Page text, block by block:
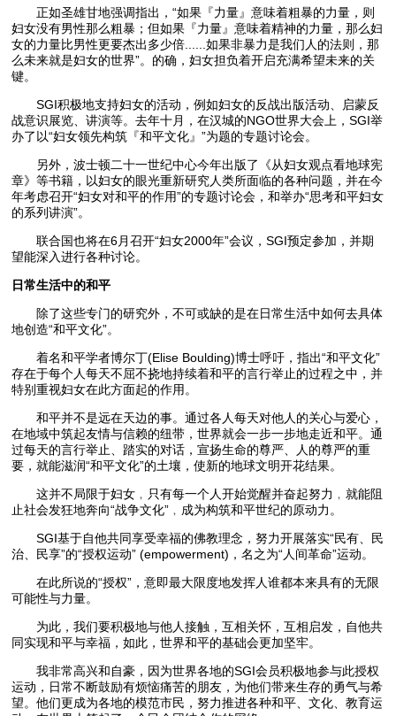
正如圣雄甘地强调指出，“如果『力量』意味着粗暴的力量，则
妇女没有男性那么粗暴；但如果『力量』意味着精神的力量，那么妇
女的力量比男性更要杰出多少倍......如果非暴力是我们人的法则，那
么未来就是妇女的世界”。的确，妇女担负着开启充满希望未来的关
键。
SGI积极地支持妇女的活动，例如妇女的反战出版活动、启蒙反
战意识展览、讲演等。去年十月，在汉城的NGO世界大会上，SGI举
办了以“妇女领先构筑『和平文化』”为题的专题讨论会。
另外，波士顿二十一世纪中心今年出版了《从妇女观点看地球宪
章》等书籍，以妇女的眼光重新研究人类所面临的各种问题，并在今
年考虑召开“妇女对和平的作用”的专题讨论会，和举办“思考和平妇女
的系列讲演”。
联合国也将在6月召开“妇女2000年”会议，SGI预定参加，并期
望能深入进行各种讨论。
日常生活中的和平
除了这些专门的研究外，不可或缺的是在日常生活中如何去具体
地创造“和平文化”。
着名和平学者博尔丁(Elise Boulding)博士呼吁，指出“和平文化”
存在于每个人每天不屈不挠地持续着和平的言行举止的过程之中，并
特别重视妇女在此方面起的作用。
和平并不是远在天边的事。通过各人每天对他人的关心与爱心，
在地域中筑起友情与信赖的纽带，世界就会一步一步地走近和平。通
过每天的言行举止、踏实的对话，宣扬生命的尊严、人的尊严的重
要，就能滋润“和平文化”的土壤，使新的地球文明开花结果。
这并不局限于妇女﹐只有每一个人开始觉醒并奋起努力﹐就能阻
止社会发狂地奔向“战争文化”﹐成为构筑和平世纪的原动力。
SGI基于自他共同享受幸福的佛教理念，努力开展落实“民有、民
治、民享”的“授权运动” (empowerment)，名之为“人间革命”运动。
在此所说的“授权”，意即最大限度地发挥人谁都本来具有的无限
可能性与力量。
为此，我们要积极地与他人接触，互相关怀，互相启发，自他共
同实现和平与幸福，如此，世界和平的基础会更加坚牢。
我非常高兴和自豪，因为世界各地的SGI会员积极地参与此授权
运动，日常不断鼓励有烦恼痛苦的朋友，为他们带来生存的勇气与希
望。他们更成为各地的模范市民，努力推进各种和平、文化、教育运